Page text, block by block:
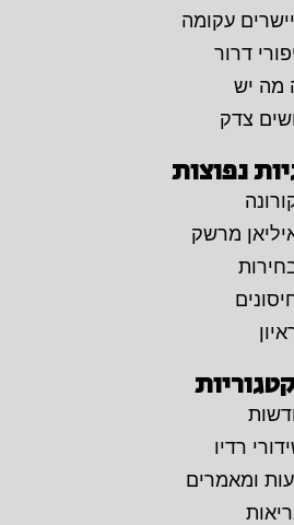
עקומה
דרור
מה יש
צדק
נפוצות
מרשק
קטגוריות
רדיו
ומאמרים